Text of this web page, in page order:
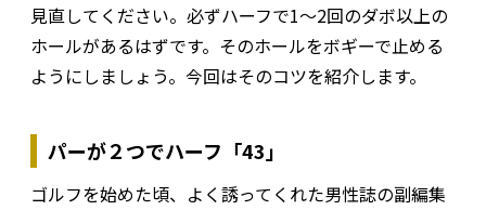
見直してください。必ずハーフで1～2回のダボ以上の
ホールがあるはずです。そのホールをボギーで止める
ようにしましょう。今回はそのコツを紹介します。
パーが２つでハーフ「43」
ゴルフを始めた頃、よく誘ってくれた男性誌の副編集